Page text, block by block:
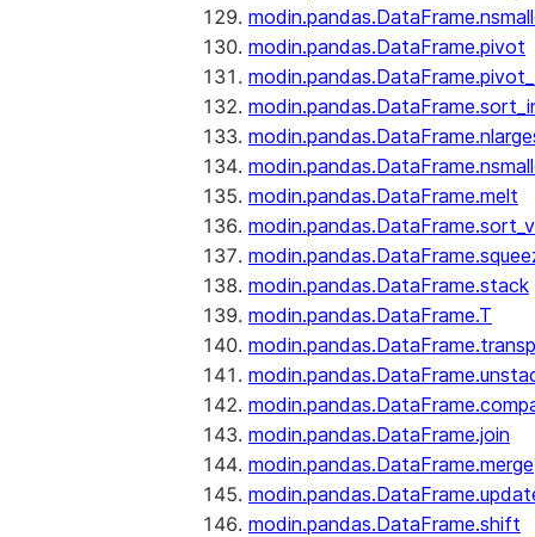
modin.pandas.DataFrame.pivot
modin.pandas.DataFrame.melt
modin.pandas.DataFrame.stack
modin.pandas.DataFrame.T
modin.pandas.DataFrame.join
modin.pandas.DataFrame.merge
modin.pandas.DataFrame.shift